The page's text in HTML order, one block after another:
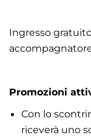
Ingresso
Promozioni
Con lo
riceverà uno